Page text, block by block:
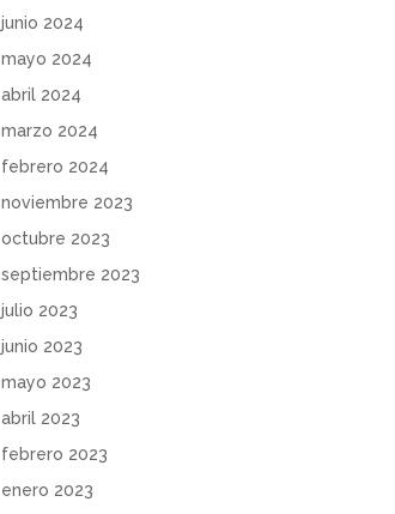
junio 2024
mayo 2024
abril 2024
marzo 2024
febrero 2024
noviembre 2023
octubre 2023
septiembre 2023
julio 2023
junio 2023
mayo 2023
abril 2023
febrero 2023
enero 2023